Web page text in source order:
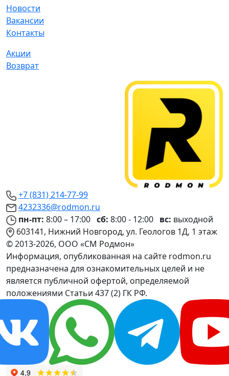
Новости
Вакансии
Контакты
Акции
Возврат
+7 (831) 214-77-99
4232336@rodmon.ru
пн-пт: 8:00 – 17:00 сб: 8:00 - 12:00 вс: выходной
603141, Нижний Новгород, ул. Геологов 1Д, 1 этаж
© 2013-2026, ООО «СМ Родмон»
Информация, опубликованная на сайте rodmon.ru
предназначена для ознакомительных целей и не
является публичной офертой, определяемой
положениями Статьи 437 (2) ГК РФ.